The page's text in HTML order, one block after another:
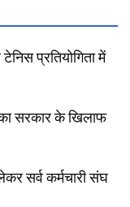
प्रतियोगिता में
सरकार के खिलाफ
सर्व कर्मचारी संघ